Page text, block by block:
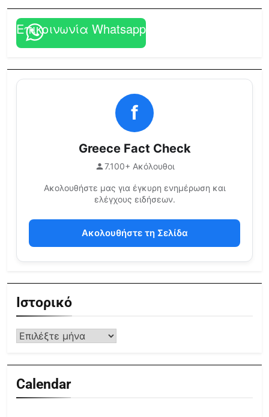
Επικοινωνία Whatsapp
f
Greece Fact Check
7.100+ Ακόλουθοι
Ακολουθήστε μας για έγκυρη ενημέρωση και
ελέγχους ειδήσεων.
Ακολουθήστε τη Σελίδα
Ιστορικό
Calendar